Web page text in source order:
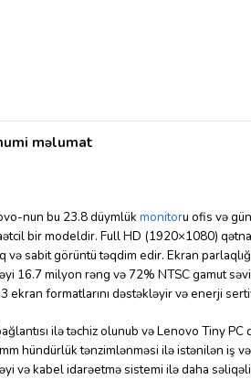
məlumat
nun bu 23.8 düymlük monitoru ofis və
bir modeldir. Full HD (1920×1080)
və sabit görüntü təqdim edir. Ekran
16.7 milyon rəng və 72% NTSC gamut
ekran formatlarını dəstəkləyir və enerji
ilə təchiz olunub və Lenovo Tiny
hündürlük tənzimlənməsi ilə istənilən iş
və kabel idarəetmə sistemi ilə daha səliqəli